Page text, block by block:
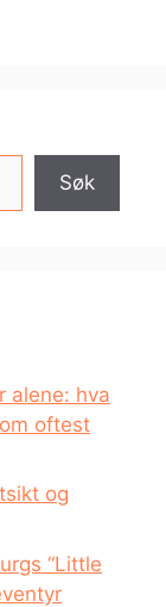
Søk
alene: hva
oftest
og
“Little